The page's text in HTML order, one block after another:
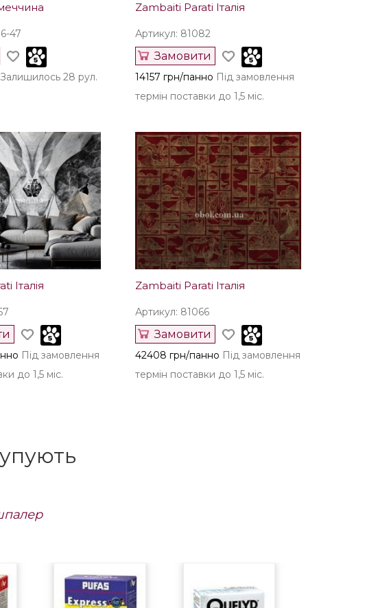
47
Залишилось 28 рул.
Zambaiti Parati Італія
Артикул: 81082
Замовити
14157 грн/панно Під замовлення
термін поставки до 1,5 міс.
Італія
Під замовлення
до 1,5 міс.
Zambaiti Parati Італія
Артикул: 81066
Замовити
42408 грн/панно Під замовлення
термін поставки до 1,5 міс.